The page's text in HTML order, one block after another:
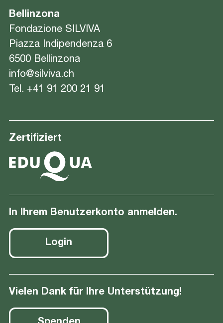
Bellinzona
Fondazione SILVIVA
Piazza Indipendenza 6
6500 Bellinzona
info@silviva.ch
Tel. +41 91 200 21 91
Zertifiziert
In Ihrem Benutzerkonto anmelden.
Login
Vielen Dank für Ihre Unterstützung!